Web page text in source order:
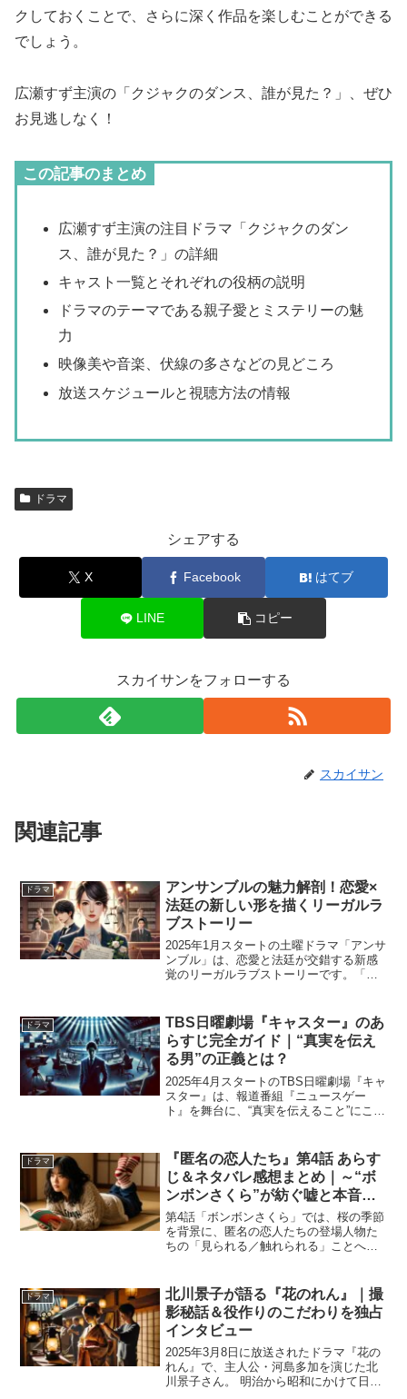
クしておくことで、さらに深く作品を楽しむことができる
でしょう。
広瀬すず主演の「クジャクのダンス、誰が見た？」、ぜひ
お見逃しなく！
この記事のまとめ
広瀬すず主演の注目ドラマ「クジャクのダン
ス、誰が見た？」の詳細
キャスト一覧とそれぞれの役柄の説明
ドラマのテーマである親子愛とミステリーの魅
力
映像美や音楽、伏線の多さなどの見どころ
放送スケジュールと視聴方法の情報
ドラマ
シェアする
X Facebook はてブ
LINE コピー
スカイサンをフォローする
スカイサン
関連記事
ドラマ
アンサンブルの魅力解剖！恋愛×
法廷の新しい形を描くリーガルラ
ブストーリー
2025年1月スタートの土曜ドラマ「アンサ
ンブル」は、恋愛と法廷が交錯する新感
覚のリーガルラブストーリーです。「現
を通してお互いを理解し、成長していく
様子が描かれます。...
ドラマ
TBS日曜劇場『キャスター』のあ
らすじ完全ガイド｜“真実を伝え
る男”の正義とは？
2025年4月スタートのTBS日曜劇場『キャ
スター』は、報道番組『ニュースゲー
ト』を舞台に、“真実を伝えること”にこだ
型破りでありながら信念を貫く報道キャ
スター・進藤壮...
ドラマ
『匿名の恋人たち』第4話 あらす
じ＆ネタバレ感想まとめ｜～“ボ
ンボンさくら”が紡ぐ嘘と本音の
春～
第4話「ボンボンさくら」では、桜の季節
を背景に、匿名の恋人たちの登場人物た
ちの「見られる／触れられる」ことへの
亮は、それぞれが抱える“過去”と向き合い
ながら、新たな案件...
ドラマ
北川景子が語る『花のれん』｜撮
影秘話＆役作りのこだわりを独占
インタビュー
2025年3月8日に放送されたドラマ『花の
れん』で、主人公・河島多加を演じた北
川景子さん。 明治から昭和にかけて日本